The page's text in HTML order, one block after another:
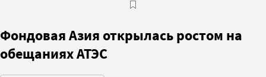
Фондовая Азия открылась ростом на
обещаниях АТЭС